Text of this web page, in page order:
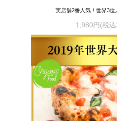
実店舗2番人気！世界3位
1,980円(税